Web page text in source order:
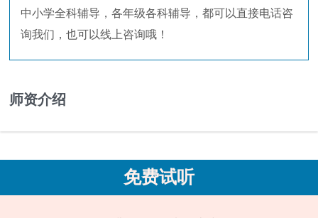
中小学全科辅导，各年级各科辅导，都可以直接电话咨
询我们，也可以线上咨询哦！
师资介绍
免费试听